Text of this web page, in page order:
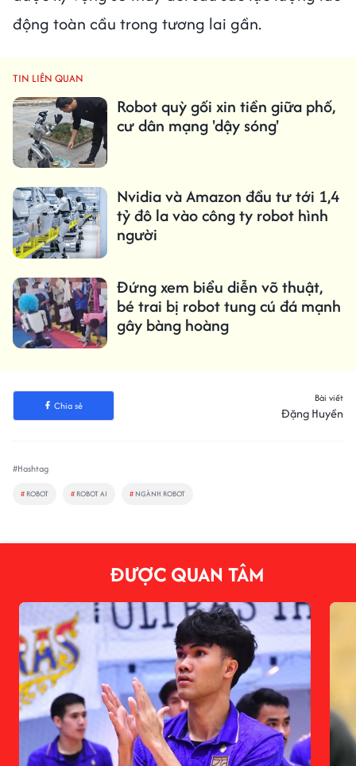
động toàn cầu trong tương lai gần.
TIN LIÊN QUAN
Robot quỳ gối xin tiền giữa phố,
cư dân mạng 'dậy sóng'
Nvidia và Amazon đầu tư tới 1,4
tỷ đô la vào công ty robot hình
người
Đứng xem biểu diễn võ thuật,
bé trai bị robot tung cú đá mạnh
gây bàng hoàng
Chia sẻ
Bài viết
Đặng Huyền
#Hashtag
# ROBOT # ROBOT AI # NGÀNH ROBOT
ĐƯỢC QUAN TÂM